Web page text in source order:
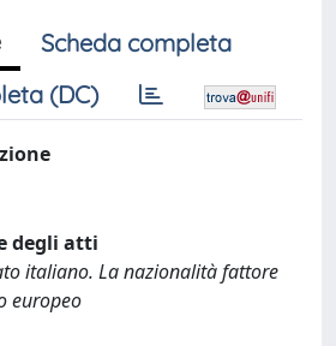
Scheda completa
(DC)
degli atti
italiano. La nazionalità fattore
europeo